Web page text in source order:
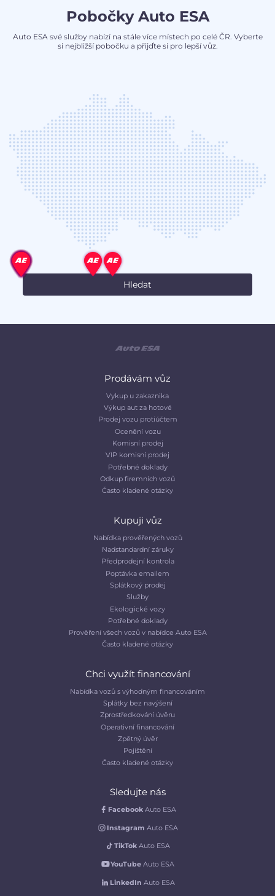
Pobočky Auto ESA
Auto ESA své služby nabízí na stále více místech po celé ČR. Vyberte
si nejbližší pobočku a přijďte si pro lepší vůz.
Prodávám vůz
Vykup u zakaznika
Výkup aut za hotové
Prodej vozu protiúčtem
Ocenění vozu
Komisní prodej
VIP komisní prodej
Potřebné doklady
Odkup firemních vozů
Často kladené otázky
Kupuji vůz
Nabídka prověřených vozů
Nadstandardní záruky
Předprodejní kontrola
Poptávka emailem
Splátkový prodej
Služby
Ekologické vozy
Potřebné doklady
Prověření všech vozů v nabídce Auto ESA
Často kladené otázky
Chci využít financování
Nabídka vozů s výhodným financováním
Splátky bez navýšení
Zprostředkování úvěru
Operativní financování
Zpětný úvěr
Pojištění
Často kladené otázky
Sledujte nás
Facebook Auto ESA
Instagram Auto ESA
TikTok Auto ESA
YouTubeAuto ESA
LinkedIn Auto ESA